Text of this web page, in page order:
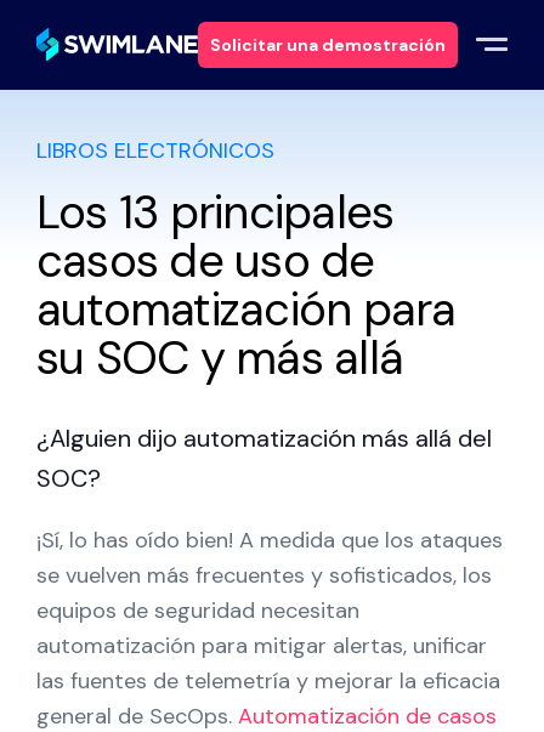
Solicitar una demostración
Por qué Swimlane
Soluciones
Productos
Servicios
Recursos
Acerca de
Socios
Póngase en contacto con
Blog
LIBROS ELECTRÓNICOS
Los 13 principales
casos de uso de
automatización para
su SOC y más allá
¿Alguien dijo automatización más allá del
SOC?
¡Sí, lo has oído bien! A medida que los ataques
se vuelven más frecuentes y sofisticados, los
equipos de seguridad necesitan
automatización para mitigar alertas, unificar
las fuentes de telemetría y mejorar la eficacia
general de SecOps. Automatización de casos